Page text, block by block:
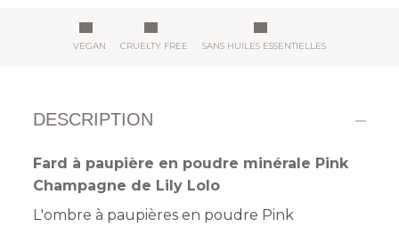
VEGAN CRUELTY FREE SANS HUILES ESSENTIELLES
DESCRIPTION
Fard à paupière en poudre minérale Pink
Champagne de Lily Lolo
L'ombre à paupières en poudre Pink